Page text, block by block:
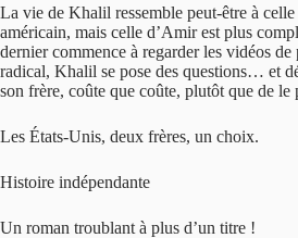
La vie de Khalil ressemble peut-être à
américain, mais celle d’Amir est plus
dernier commence à regarder les vidéos de
radical, Khalil se pose des questions… et
son frère, coûte que coûte, plutôt que de le
Les États-Unis, deux frères, un choix.
Histoire indépendante
Un roman troublant à plus d’un titre !